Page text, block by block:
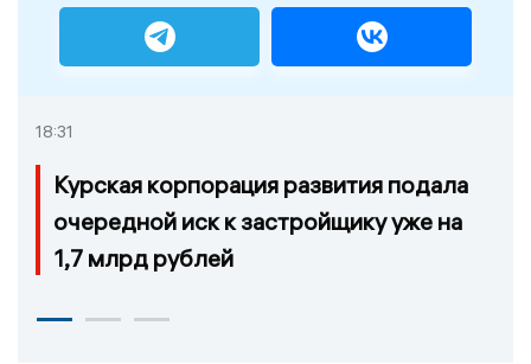
18:31
Курская корпорация развития подала
очередной иск к застройщику уже на
1,7 млрд рублей